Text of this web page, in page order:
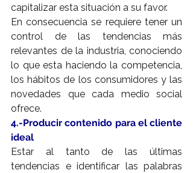
capitalizar esta situación a su favor.
En consecuencia se requiere tener un
control de las tendencias más
relevantes de la industria, conociendo
lo que esta haciendo la competencia,
los hábitos de los consumidores y las
novedades que cada medio social
ofrece.
4.-Producir contenido para el cliente
ideal
Estar al tanto de las últimas
tendencias e identificar las palabras